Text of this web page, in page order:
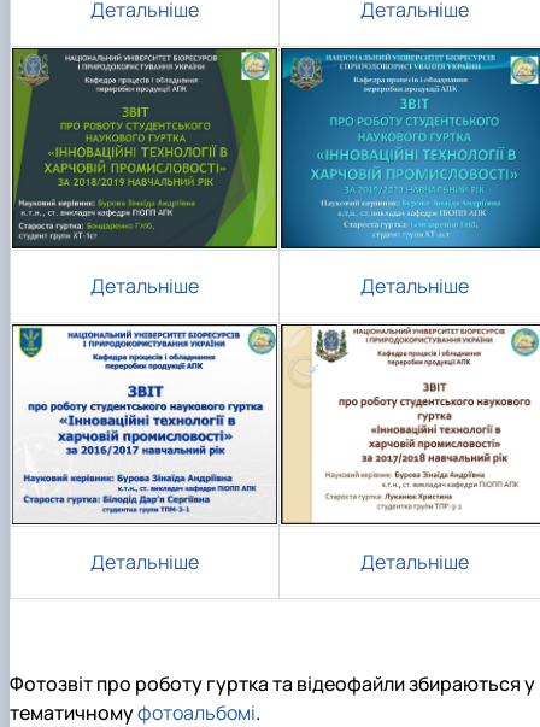
Детальніше Детальніше
Детальніше Детальніше
Детальніше Детальніше
Фотозвіт про роботу гуртка та відеофайли збираються у
тематичномуфотоальбомі.